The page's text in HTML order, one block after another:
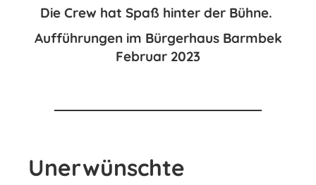
Die Crew hat Spaß hinter der Bühne.
Aufführungen im Bürgerhaus Barmbek
Februar 2023
Unerwünschte